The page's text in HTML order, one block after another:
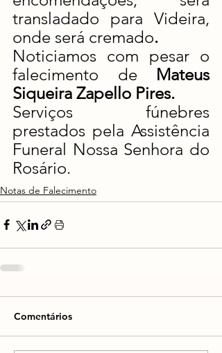
transladado para Videira,
onde será cremado.
Noticiamos com pesar o
falecimento de Mateus
Siqueira Zapello Pires.
Serviços fúnebres
prestados pela Assistência
Funeral Nossa Senhora do
Rosário.
Notas de Falecimento
Comentários